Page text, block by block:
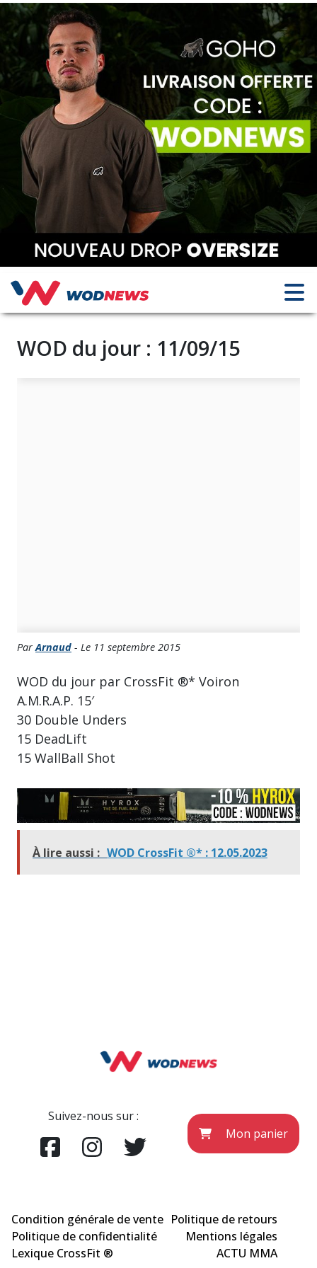
WOD du jour : 11/09/15
ParArnaud - Le 11 septembre 2015
WOD du jour par CrossFit ®* Voiron
A.M.R.A.P. 15′
30 Double Unders
15 DeadLift
15 WallBall Shot
À lire aussi : WOD CrossFit ®* : 12.05.2023
Suivez-nous sur :
Mon panier
Condition générale de vente Politique de retours
Politique de confidentialité
Mentions légales
Lexique CrossFit ®
ACTU MMA